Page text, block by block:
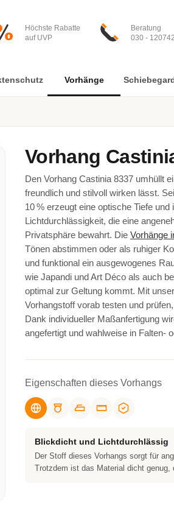
Höchste Rabatte
auf UVP
Beratung
030 -
Vorhänge
Vorhang
Den Vorhang Castinia 8337 umhüllt
freundlich und stilvoll wirken lässt.
10 % erzeugt eine optische Tiefe
Lichtdurchlässigkeit, die eine
Privatsphäre bewahrt. Die Vorhänge
Tönen abstimmen oder als ruhiger
und funktional ein ausgewogenes
wie Japandi und Art Déco als auch
optimal zur Geltung kommt. Mit
Vorhangstoff vorab testen und
Dank individueller Maßanfertigung
angefertigt und wahlweise in Falten-
Eigenschaften dieses Vorhangs
Blickdicht und Lichtdurchlässig
Der Stoff dieses Vorhangs sorgt für
Trotzdem ist das Material dicht